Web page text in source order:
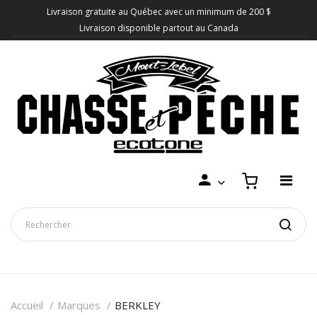
Livraison gratuite au Québec avec un minimum de 200 $
Livraison disponible partout au Canada
Accueil Marques BERKLEY